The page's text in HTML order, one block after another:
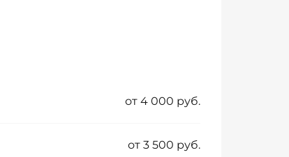
от 4 000 руб.
от 3 500 руб.